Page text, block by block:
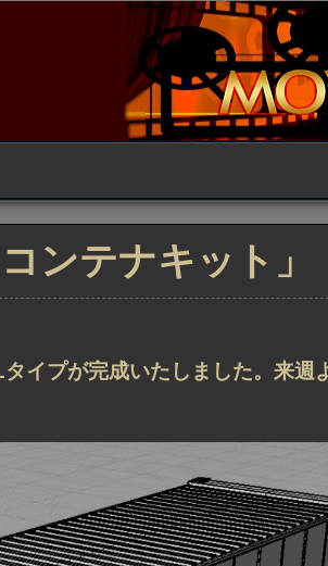
ンテナキット」
イプが完成いたしました。来週